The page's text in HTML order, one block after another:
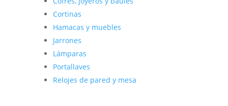
Cortinas
Hamacas y muebles
Jarrones
Lámparas
Portallaves
Relojes de pared y mesa